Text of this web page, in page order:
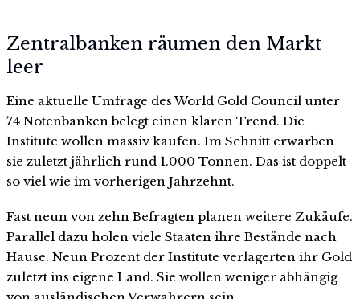
Zentralbanken räumen den Markt
leer
Eine aktuelle Umfrage des World Gold Council unter
74 Notenbanken belegt einen klaren Trend. Die
Institute wollen massiv kaufen. Im Schnitt erwarben
sie zuletzt jährlich rund 1.000 Tonnen. Das ist doppelt
so viel wie im vorherigen Jahrzehnt.
Fast neun von zehn Befragten planen weitere Zukäufe.
Parallel dazu holen viele Staaten ihre Bestände nach
Hause. Neun Prozent der Institute verlagerten ihr Gold
zuletzt ins eigene Land. Sie wollen weniger abhängig